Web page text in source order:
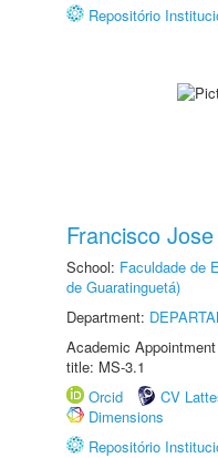
Repositório
Francisco
School: Faculdade de
de Guaratinguetá)
Department:
Academic
title: MS-3.1
Orcid
CV
Dimensions
Repositório